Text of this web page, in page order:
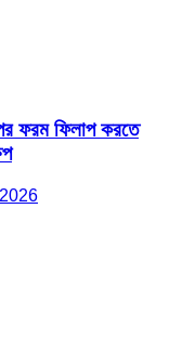
ফরম ফিলাপ করতে